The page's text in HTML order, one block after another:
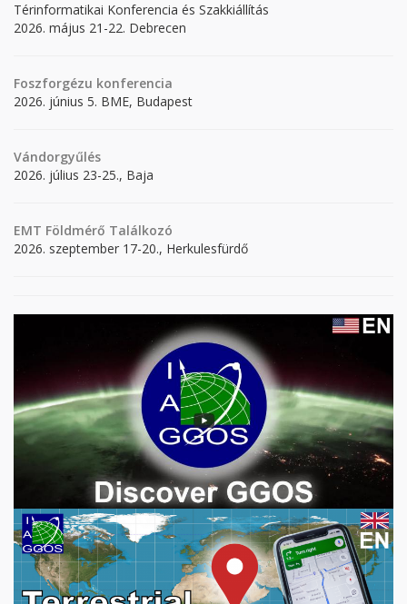
Térinformatikai Konferencia és Szakkiállítás
2026. május 21-22. Debrecen
Foszforgézu konferencia
2026. június 5. BME, Budapest
Vándorgyűlés
2026. július 23-25., Baja
EMT Földmérő Találkozó
2026. szeptember 17-20., Herkulesfürdő